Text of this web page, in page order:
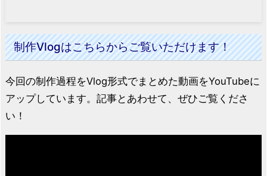
制作Vlogはこちらからご覧いただけます！
今回の制作過程をVlog形式でまとめた動画をYouTubeに
アップしています。記事とあわせて、ぜひご覧くださ
い！